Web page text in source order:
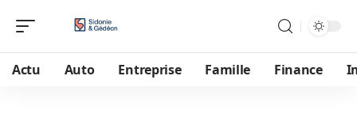
Actu Auto Entreprise Famille Finance